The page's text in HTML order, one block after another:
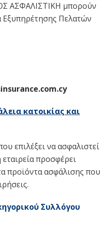
ΑΣΦΑΛΙΣΤΙΚΗ μπορούν
Εξυπηρέτησης Πελατών
κατοικίας και
επιλέξει να ασφαλιστεί
προσφέρει
προϊόντα ασφάλισης που
Συλλόγου